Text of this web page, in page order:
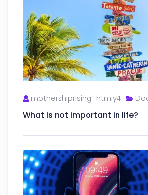
mothershiprising_htmiy4
What is not important in life?